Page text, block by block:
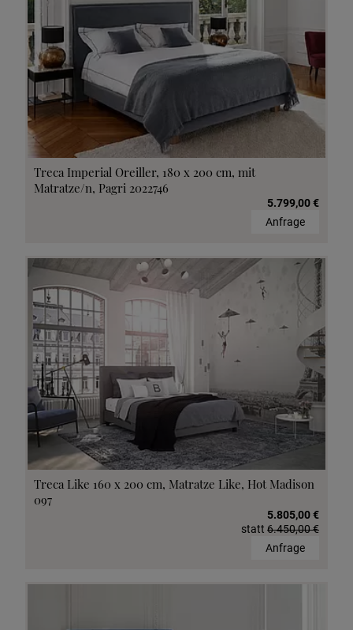
Treca Imperial Oreiller, 180 x 200 cm, mit
Matratze/n, Pagri 2022746
5.799,00 €
Anfrage
Treca Like 160 x 200 cm, Matratze Like, Hot Madison
097
5.805,00 €
statt 6.450,00 €
Anfrage